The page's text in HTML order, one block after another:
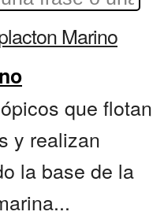
Marino
que flotan
y realizan
la base de la